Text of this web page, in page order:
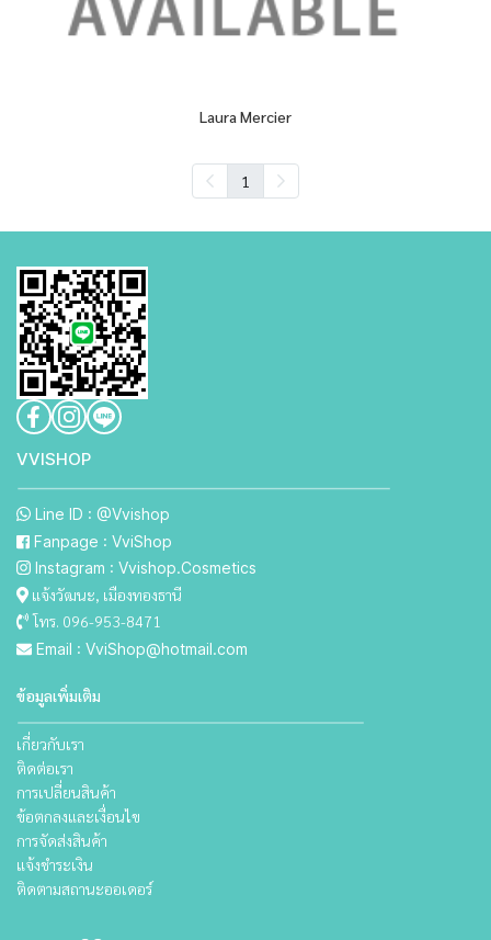
Laura Mercier
1
VVISHO P
Line ID : @Vvishop
Fanpage : VviShop
Instagram : Vvishop.Cosmetics
แจ้งวัฒนะ, เมืองทองธานี
โทร. 096-953-8471
Email : VviShop@hotmail.com
ข้อมูลเพิ่มเติม
เกี่ยวกับเรา
ติดต่อเรา
การเปลี่ยนสินค้า
ข้อตกลงและเงื่อนไข
การจัดส่งสินค้า
แจ้งชำระเงิน
ติดตามสถานะออเดอร์